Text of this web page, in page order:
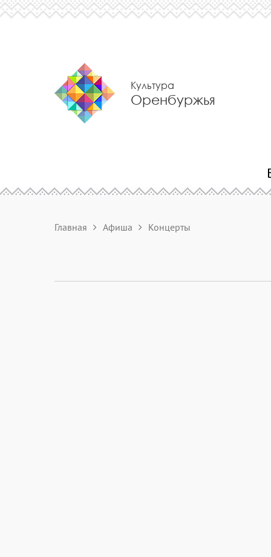
Культура
Оренбуржья
Главная Афиша Концерты